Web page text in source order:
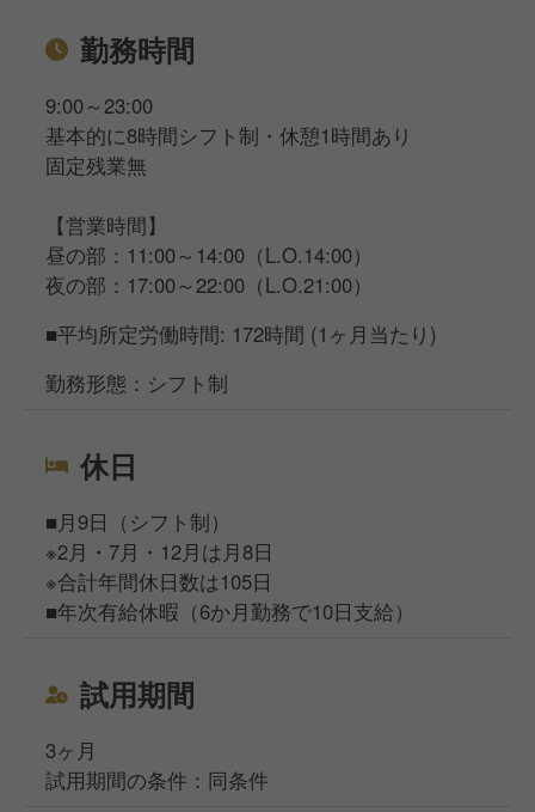
勤務時間
9:00～23:00
基本的に8時間シフト制・休憩1時間あり
固定残業無
【営業時間】
昼の部：11:00～14:00（L.O.14:00）
夜の部：17:00～22:00（L.O.21:00）
■平均所定労働時間: 172時間 (1ヶ月当たり)
勤務形態：シフト制
休日
■月9日（シフト制）
※2月・7月・12月は月8日
※合計年間休日数は105日
■年次有給休暇（6か月勤務で10日支給）
試用期間
3ヶ月
試用期間の条件：同条件